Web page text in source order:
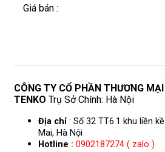
Giá bán :
CÔNG TY CỔ PHẦN THƯƠNG
TENKO Trụ Sở Chính: Hà Nội
Địa chỉ : Số 32 TT6.1 khu liền
Mai, Hà Nội
Hotline : 0902187274 ( zalo )